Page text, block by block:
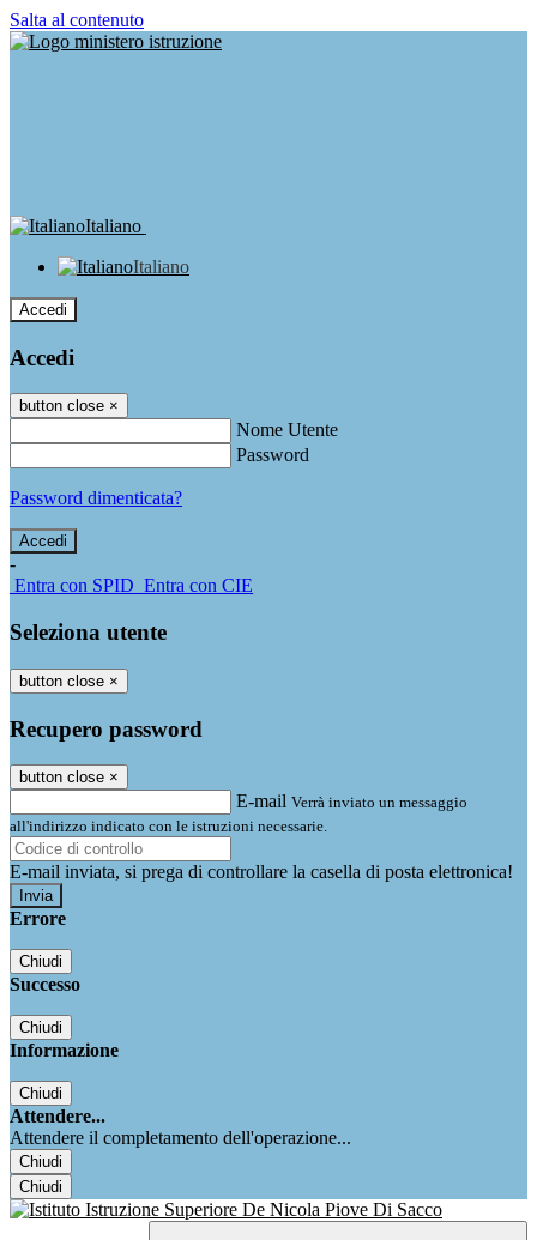
Salta al contenuto
Italiano
Italiano
Accedi
Accedi
button close ×
Nome Utente
Password
Password dimenticata?
-
Entra con SPID Entra con CIE
Seleziona utente
button close ×
Recupero password
button close ×
E-mail Verrà inviato un messaggio
all'indirizzo indicato con le istruzioni necessarie.
E-mail inviata, si prega di controllare la casella di posta elettronica!
Errore
Chiudi
Successo
Chiudi
Informazione
Chiudi
Attendere...
Attendere il completamento dell'operazione...
Chiudi
Chiudi